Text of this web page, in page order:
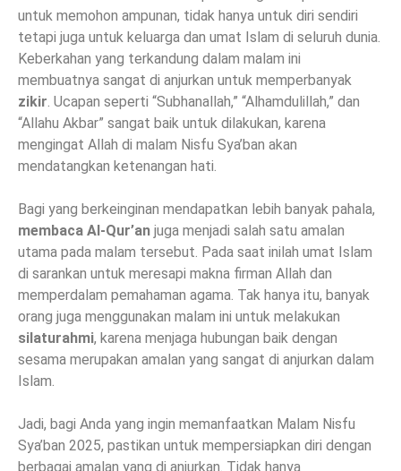
untuk memohon ampunan, tidak hanya untuk diri sendiri
tetapi juga untuk keluarga dan umat Islam di seluruh dunia.
Keberkahan yang terkandung dalam malam ini
membuatnya sangat di anjurkan untuk memperbanyak
zikir . Ucapan seperti “Subhanallah,” “Alhamdulillah,” dan
“Allahu Akbar” sangat baik untuk dilakukan, karena
mengingat Allah di malam Nisfu Sya’ban akan
mendatangkan ketenangan hati.
Bagi yang berkeinginan mendapatkan lebih banyak pahala,
membaca Al-Qur’an juga menjadi salah satu amalan
utama pada malam tersebut. Pada saat inilah umat Islam
di sarankan untuk meresapi makna firman Allah dan
memperdalam pemahaman agama. Tak hanya itu, banyak
orang juga menggunakan malam ini untuk melakukan
silaturahmi, karena menjaga hubungan baik dengan
sesama merupakan amalan yang sangat di anjurkan dalam
Islam.
Jadi, bagi Anda yang ingin memanfaatkan Malam Nisfu
Sya’ban 2025, pastikan untuk mempersiapkan diri dengan
berbagai amalan yang di anjurkan. Tidak hanya